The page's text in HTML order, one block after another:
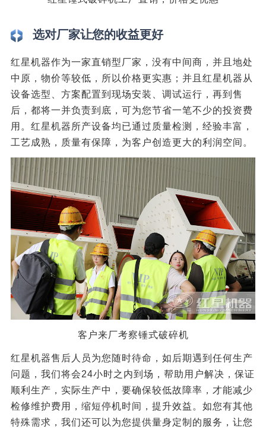
选对厂家让您的收益更好
红星机器作为一家直销型厂家，没有中间商，并且地处
中原，物价等较低，所以价格更实惠；并且红星机器从
设备选型、方案配置到现场安装、调试运行，再到售
后，都将一并负责到底，可为您节省一笔不少的投资费
用。红星机器所产设备均已通过质量检测，经验丰富，
工艺成熟，质量有保障，为客户创造更大的利润空间。
客户来厂考察锤式破碎机
红星机器售后人员为您随时待命，如后期遇到任何生产
问题，我们将会24小时之内到场，帮助用户解决，保证
顺利生产，实际生产中，要确保较低故障率，才能减少
检修维护费用，缩短停机时间，提升效益。如您有其他
特殊需求，我们还可以为您提供量身定制的服务，让您